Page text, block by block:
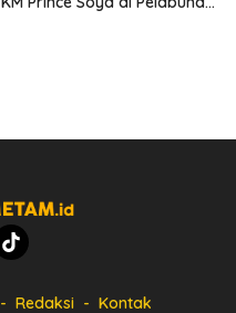
Redaksi Kontak